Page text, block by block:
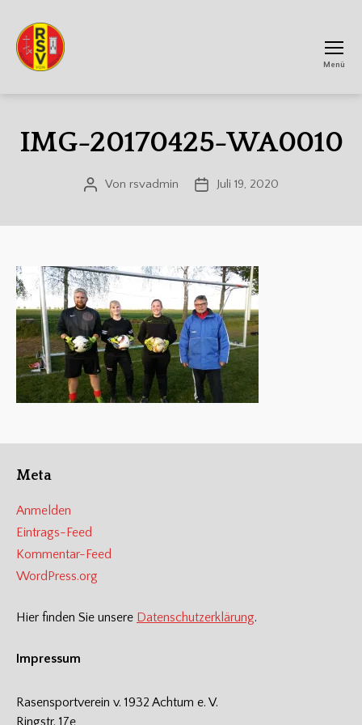
Menü
IMG-20170425-WA0010
Beitragsautor
Von rsvadmin Veröffentlichungsdatum
Juli 19, 2020
Meta
Anmelden
Eintrags-Feed
Kommentar-Feed
WordPress.org
Hier finden Sie unsere Datenschutzerklärung.
Impressum
Rasensportverein v. 1932 Achtum e. V.
Ringstr. 17e